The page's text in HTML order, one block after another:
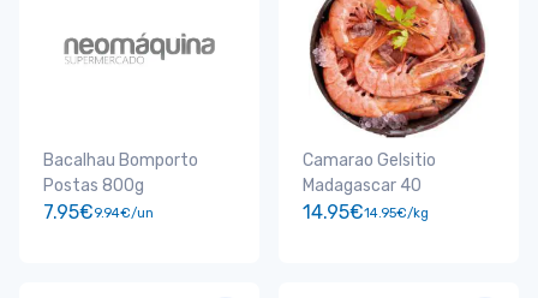
Bacalhau Bomporto
Postas 800g
7.95€9.94€/un
Camarao Gelsitio
Madagascar 40
14.95€14.95€/kg